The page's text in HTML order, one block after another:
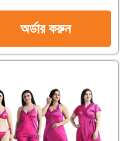
অর্ডার করুন